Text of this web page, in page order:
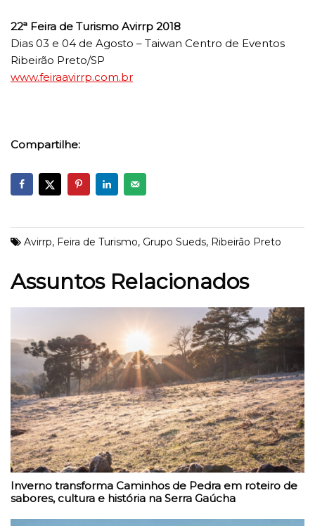
22ª Feira de Turismo Avirrp 2018
Dias 03 e 04 de Agosto – Taiwan Centro de Eventos
Ribeirão Preto/SP
www.feiraavirrp.com.br
Compartilhe:
Avirrp, Feira de Turismo, Grupo Sueds, Ribeirão Preto
Assuntos Relacionados
Inverno transforma Caminhos de Pedra em roteiro de
sabores, cultura e história na Serra Gaúcha